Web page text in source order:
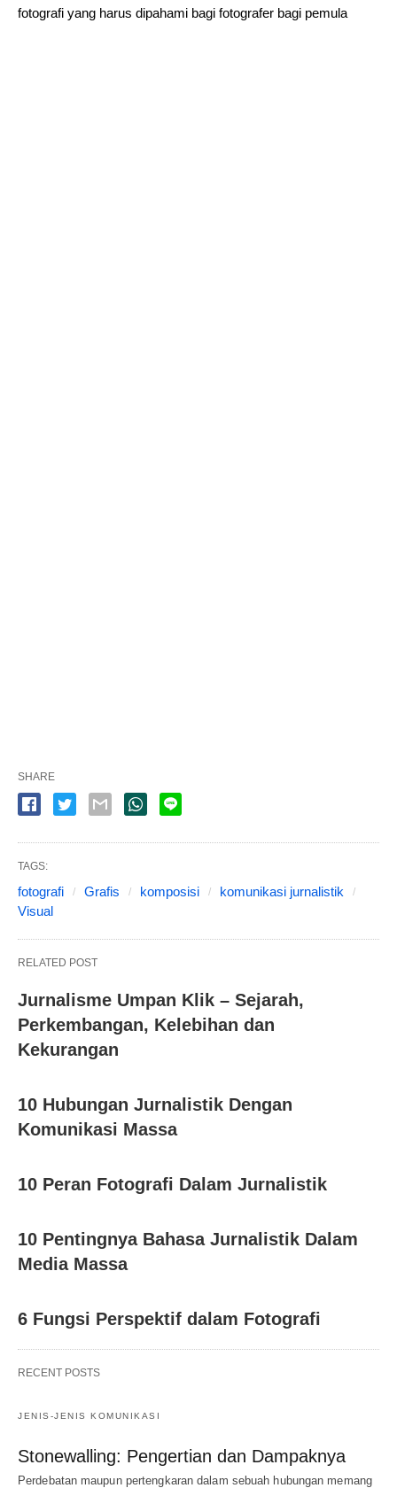
fotografi yang harus dipahami bagi fotografer bagi pemula
SHARE
TAGS:
fotografi Grafis komposisi
komunikasi jurnalistik
Visual
RELATED POST
Jurnalisme Umpan Klik – Sejarah,
Perkembangan, Kelebihan dan
Kekurangan
10 Hubungan Jurnalistik Dengan
Komunikasi Massa
10 Peran Fotografi Dalam Jurnalistik
10 Pentingnya Bahasa Jurnalistik Dalam
Media Massa
6 Fungsi Perspektif dalam Fotografi
RECENT POSTS
JENIS-JENIS KOMUNIKASI
Stonewalling: Pengertian dan Dampaknya
Perdebatan maupun pertengkaran dalam sebuah hubungan memang